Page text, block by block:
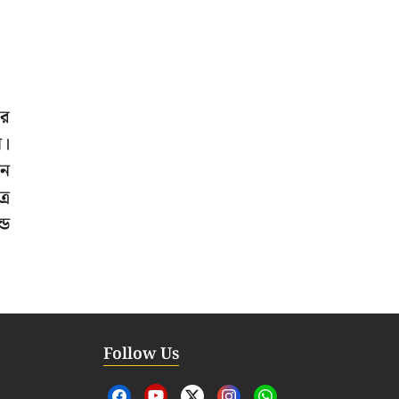
Follow Us